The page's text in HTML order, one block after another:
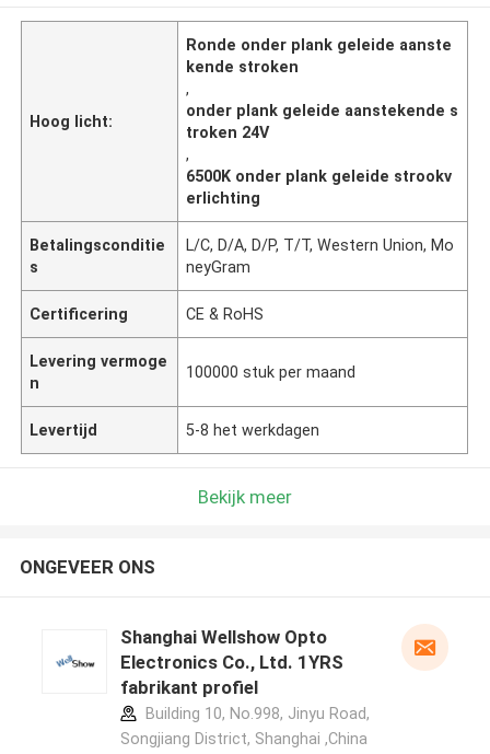
Hoog licht:
Ronde onder plank geleide aanste
kende stroken
,
onder plank geleide aanstekende s
troken 24V
,
6500K onder plank geleide strookv
erlichting
Betalingsconditie
s
L/C, D/A, D/P, T/T, Western Union, Mo
neyGram
Certificering CE & RoHS
Levering vermoge
n
100000 stuk per maand
Levertijd 5-8 het werkdagen
Bekijk meer
ONGEVEER ONS
Shanghai Wellshow Opto
Electronics Co., Ltd. 1YRS
fabrikant profiel
Building 10, No.998, Jinyu Road,
Songjiang District, Shanghai ,China